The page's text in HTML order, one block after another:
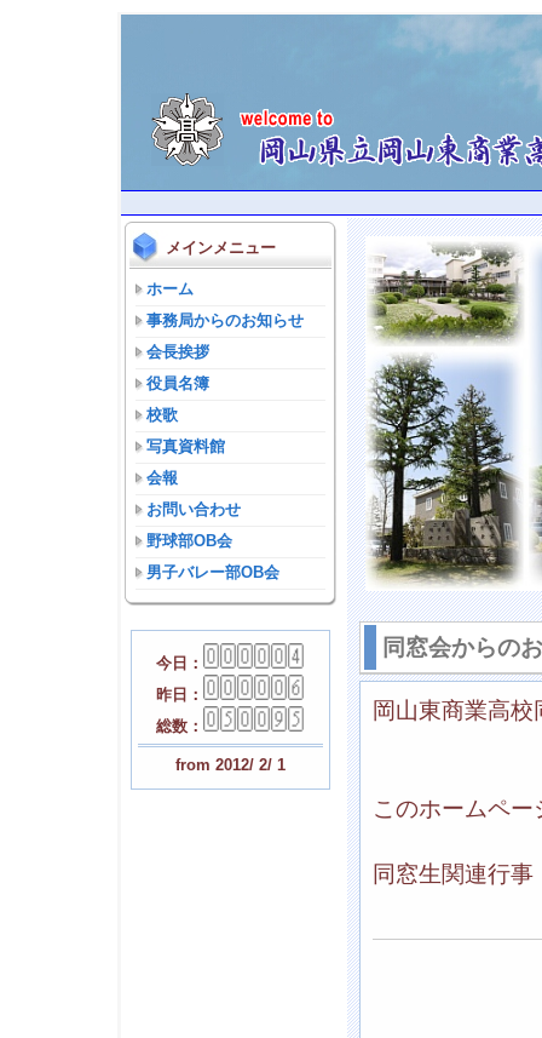
メインメニュー
ホーム
事務局からのお知らせ
会長挨拶
役員名簿
校歌
写真資料館
会報
お問い合わせ
野球部OB会
男子バレー部OB会
今日：
昨日：
総数：
from 2012/ 2/ 1
同窓会からの
岡山東商業高
このホームペ
同窓生関連行